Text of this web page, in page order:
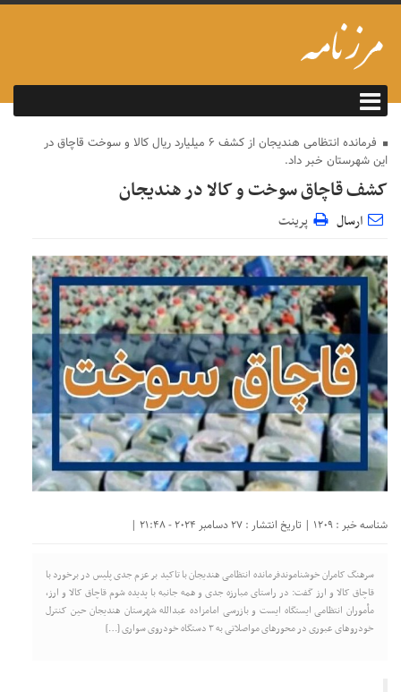
فرمانده انتظامی هندیجان از کشف ۶ میلیارد ریال کالا و سوخت قاچاق در
این شهرستان خبر داد.
کشف قاچاق سوخت و کالا در هندیجان
ارسال پرینت
شناسه خبر : 1209 | تاریخ انتشار : 27 دسامبر 2024 - 21:48 |
سرهنگ کامران خوشناموندفرمانده انتظامی هندیجان با تاکید بر عزم جدی پلیس در برخورد با
قاچاق کالا و ارز گفت: در راستای مبارزه جدی و همه جانبه با پدیده شوم قاچاق کالا و ارز،
مأموران انتظامی ایستگاه ایست و بازرسی امامزاده عبدالله شهرستان هندیجان حین کنترل
خودرو‌های عبوری در محور‌های مواصلاتی به ۳ دستگاه خودروی سواری […]